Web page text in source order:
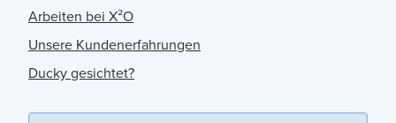
Arbeiten bei X²O
Unsere Kundenerfahrungen
Ducky gesichtet?